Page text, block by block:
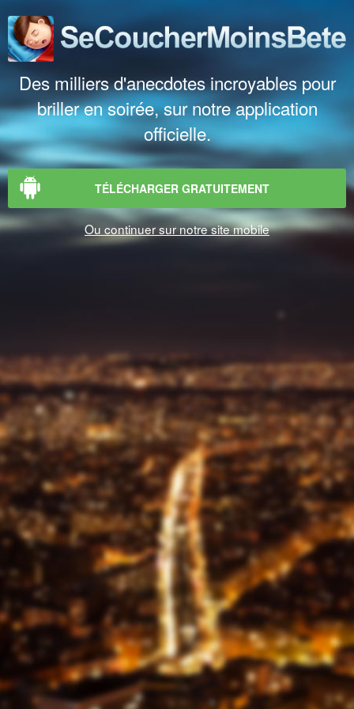
Des milliers d'anecdotes incroyables pour
briller en soirée, sur notre application
officielle.
TÉLÉCHARGER GRATUITEMENT
Ou continuer sur notre site mobile